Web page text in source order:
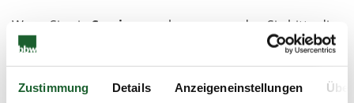
Zustimmung Details Anzeigeneinstellungen
Wenn Sie ein Seminar
suchen, verwenden Sie bitte die
Suchfunktion
können Sie einzelne Unterseiten direkt
aufrufen.